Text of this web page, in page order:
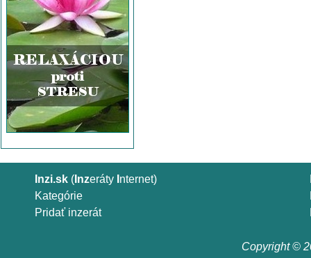
Inzi.sk ( Inzeráty nternet)
Kategórie
Pridať inzerát
Copyright ©